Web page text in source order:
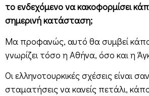
το ενδεχόμενο να κακοφορμίσει
σημερινή κατάσταση;
Μα προφανώς, αυτό θα συμβεί
γνωρίζει τόσο η Αθήνα, όσο και η
Οι ελληνοτουρκικές σχέσεις είναι
σταματήσεις να κανείς πετάλι,